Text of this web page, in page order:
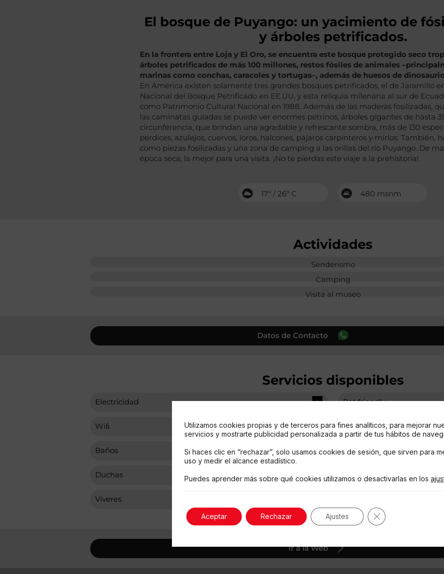
El bosque de Puyango: un yacimiento de
y árboles petrificados.
En la frontera entre Loja y El Oro, se encuentra este bosque protegido seco
árboles petrificados de más 100 millones, restos fósiles de animales
marinas como conchas, caracoles y tortugas–, además de huesos de
En América existen solamente tres grandes bosques petrificados, el de Jaramillo
Nacional del Bosque Petrificado en EE.UU. y esta reliquia milenaria al sur de
como Patrimonio Cultural Nacional en 1988. Además de las maderas fosilizadas,
las caminatas guiadas se puede ver enormes petrinos, árboles gigantes de hasta
circunferencia, que brindan una agradable y refrescante sombra, más de 130
perdices, azulejos, cuervos, loros, halcones, pájaros carpinteros y mirlos. También,
como piezas fosilizadas y una zona de camping a las orillas del río Puyango. De
época seca, la mejor para una visita. ¡No te pierdas este viaje a la prehistoria!
17º / 26º C 480 msnm
Actividades
Senderismo
Camping
Visita al museo
Datos de Contacto
Servicios disponibles
Electricidad
Wiﬁ
Baños
Duchas
Víveres
Pet friendly
Área de carpas
Car camping
Cocina
Ir a la Web
Utilizamos cookies propias y de terceros para fines analíticos, para mejorar
servicios y mostrarte publicidad personalizada a partir de tus hábitos de
Si haces clic en “rechazar”, solo usamos cookies de sesión, que sirven para
uso y medir el alcance estadístico.
Puedes aprender más sobre qué cookies utilizamos o desactivarlas en los
Aceptar Rechazar Ajustes Cerrar el banner